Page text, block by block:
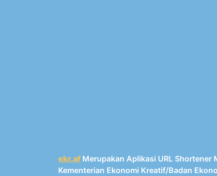
ekr.afMerupakan Aplikasi URL Shortener
Kementerian Ekonomi Kreatif/Badan